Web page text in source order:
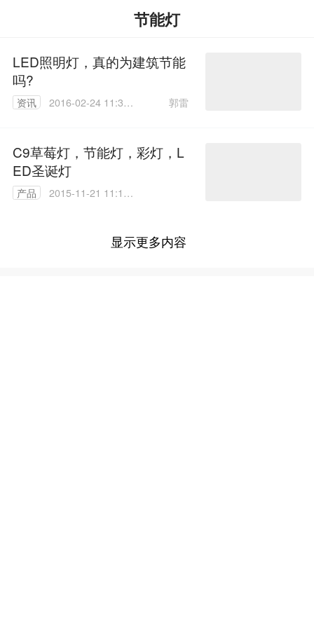
节能灯
LED照明灯，真的为建筑节能
吗?
资讯
2016-02-24 11:36:
郭雷
C9草莓灯，节能灯，彩灯，L
ED圣诞灯
产品
2015-11-21 11:14:
显示更多内容